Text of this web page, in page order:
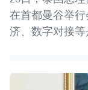
在首都曼谷举
济、数字对接等